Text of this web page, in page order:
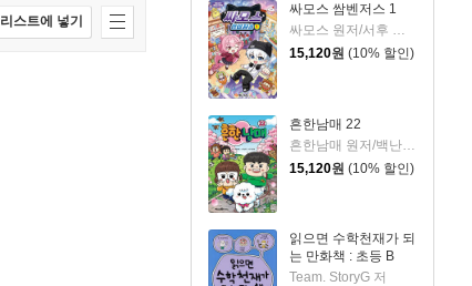
싸모스 쌈벤저스 1
싸모스 원저/서후 글/김기수,민승기 그림
15,120원 (10% 할인)
흔한남매 22
흔한남매 원저/백난도 글/유난희 그림/흔한컴퍼니 감수
15,120원 (10% 할인)
읽으면 수학천재가 되
는 만화책 : 초등 B
Team. StoryG 저
리스트에 넣기